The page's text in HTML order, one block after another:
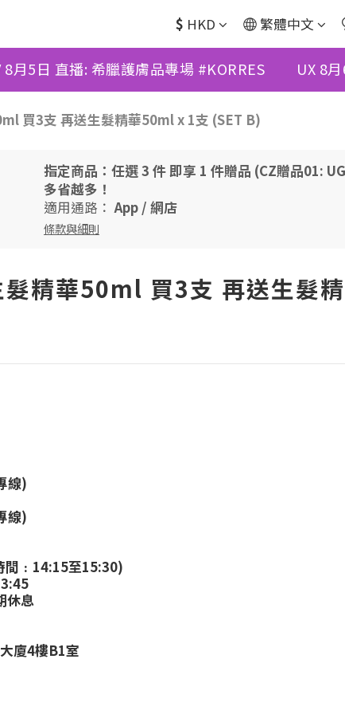
$ HKD 繁體中文
8月5日 直播: 希臘護膚品專場 #KORRES UX 8
買3支 再送生髮精華50ml x 1支 (SET B)
指定商品：任選 3 件 即享 1 件贈品 (CZ贈品01:
多省越多！
適用通路：App / 網店
條款與細則
髮精華50ml 買3支 再送生髮
線)
線)
間﹕14:15至15:30)
休息
廈4樓B1室